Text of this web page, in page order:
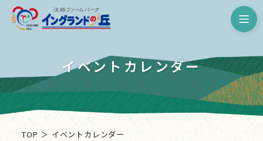
淡路ファームパーク イングラン
イベントカレンダー
TOP イベントカレンダー